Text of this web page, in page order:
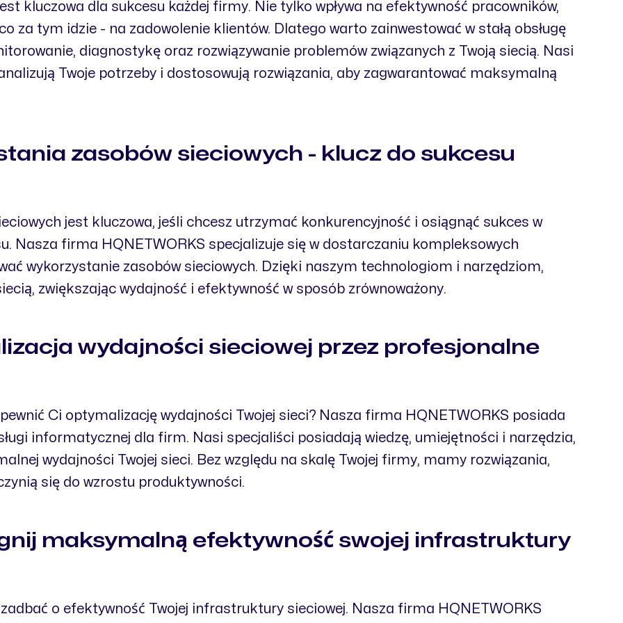
kluczowa dla sukcesu każdej firmy. Nie tylko wpływa na efektywność pracowników,
za tym idzie - na zadowolenie klientów. Dlatego warto zainwestować w stałą obsługę
diagnostykę oraz rozwiązywanie problemów związanych z Twoją siecią. Nasi
Twoje potrzeby i dostosowują rozwiązania, aby zagwarantować maksymalną
zasobów sieciowych - klucz do sukcesu
jest kluczowa, jeśli chcesz utrzymać konkurencyjność i osiągnąć sukces w
Nasza firma HQNETWORKS specjalizuje się w dostarczaniu kompleksowych
wykorzystanie zasobów sieciowych. Dzięki naszym technologiom i narzędziom,
zwiększając wydajność i efektywność w sposób zrównoważony.
wydajności sieciowej przez profesjonalne
Ci optymalizację wydajności Twojej sieci? Nasza firma HQNETWORKS posiada
informatycznej dla firm. Nasi specjaliści posiadają wiedzę, umiejętności i narzędzia,
wydajności Twojej sieci. Bez względu na skalę Twojej firmy, mamy rozwiązania,
się do wzrostu produktywności.
maksymalną efektywność swojej infrastruktury
o efektywność Twojej infrastruktury sieciowej. Nasza firma HQNETWORKS